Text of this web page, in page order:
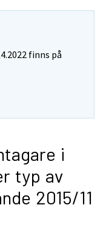
finns på
i
typ av
2015/11